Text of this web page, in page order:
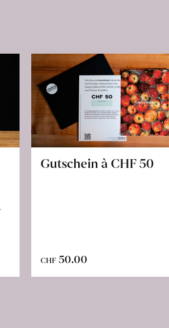
Gutschein à CHF 50
CHF 50.00
Warenkorb